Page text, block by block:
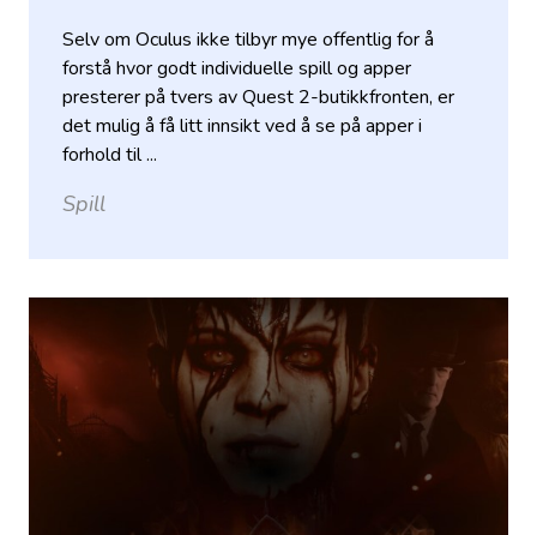
Selv om Oculus ikke tilbyr mye offentlig for å
forstå hvor godt individuelle spill og apper
presterer på tvers av Quest 2-butikkfronten, er
det mulig å få litt innsikt ved å se på apper i
forhold til ...
Spill